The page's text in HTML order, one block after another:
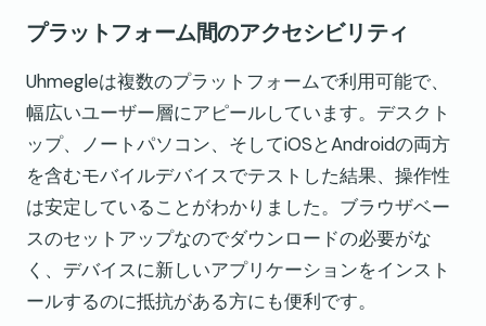
プラットフォーム間のアクセシビリティ
Uhmegleは複数のプラットフォームで利用可能で、
幅広いユーザー層にアピールしています。デスクト
ップ、ノートパソコン、そしてiOSとAndroidの両方
を含むモバイルデバイスでテストした結果、操作性
は安定していることがわかりました。ブラウザベー
スのセットアップなのでダウンロードの必要がな
く、デバイスに新しいアプリケーションをインスト
ールするのに抵抗がある方にも便利です。